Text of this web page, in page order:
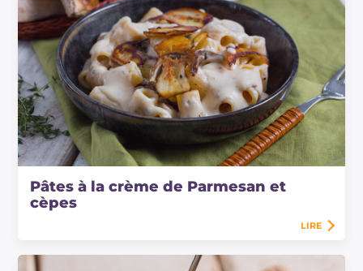
Pâtes à la crème de Parmesan et
cèpes
LIRE